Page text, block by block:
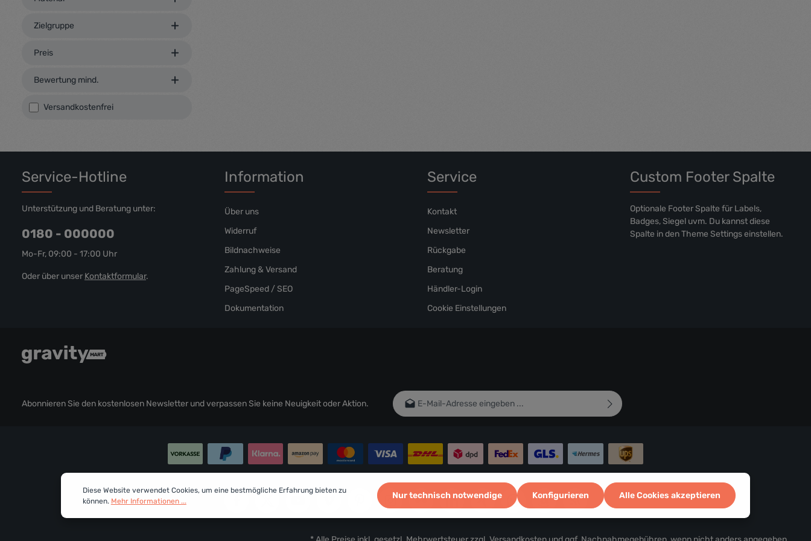
Zielgruppe
Preis
Bewertung mind.
Filter hinzufügen: Versandkostenfrei
Versandkostenfrei
Abonnieren Sie den kostenlosen Newsletter und verpassen Sie keine Neuigkeit oder Aktion.
E-Mail-Adresse*
einverstanden.
Zeichen ein*
Custom Footer Spalte
Optionale Footer Spalte für Labels,
Badges, Siegel uvm. Du kannst diese
Spalte in den Theme Settings einstellen.
Service-Hotline
Unterstützung und Beratung unter:
0180 - 000000
Mo-Fr, 09:00 - 17:00 Uhr
Oder über unser Kontaktformular.
Information
Über uns
Widerruf
Bildnachweise
Zahlung & Versand
PageSpeed / SEO
Dokumentation
Service
Kontakt
Newsletter
Rückgabe
Beratung
Händler-Login
Cookie Einstellungen
Diese Website verwendet Cookies, um eine bestmögliche Erfahrung bieten zu
können. Mehr Informationen ...
Nur technisch notwendige Konfigurieren Alle Cookies akzeptieren